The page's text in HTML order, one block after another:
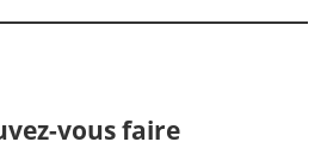
vous faire